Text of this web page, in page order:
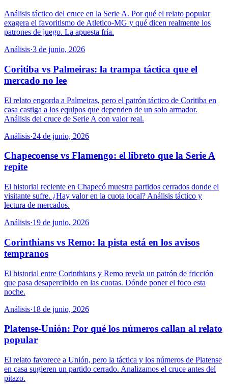
Análisis táctico del cruce en la Serie A. Por qué el relato popular
exagera el favoritismo de Atletico-MG y qué dicen realmente los
patrones de juego. La apuesta fría.
Análisis·3 de junio, 2026
Coritiba vs Palmeiras: la trampa táctica que el
mercado no lee
El relato engorda a Palmeiras, pero el patrón táctico de Coritiba en
casa castiga a los equipos que dependen de un solo armador.
Análisis del cruce de Serie A con valor real.
Análisis·24 de junio, 2026
Chapecoense vs Flamengo: el libreto que la Serie A
repite
El historial reciente en Chapecó muestra partidos cerrados donde el
visitante sufre. ¿Hay valor en la cuota local? Análisis táctico y
lectura de mercados.
Análisis·19 de junio, 2026
Corinthians vs Remo: la pista está en los avisos
tempranos
El historial entre Corinthians y Remo revela un patrón de fricción
que pasa desapercibido en las cuotas. Dónde poner el foco esta
noche.
Análisis·18 de junio, 2026
Platense-Unión: Por qué los números callan al relato
popular
El relato favorece a Unión, pero la táctica y los números de Platense
en casa sugieren un partido cerrado. Analizamos el cruce antes del
pitazo.